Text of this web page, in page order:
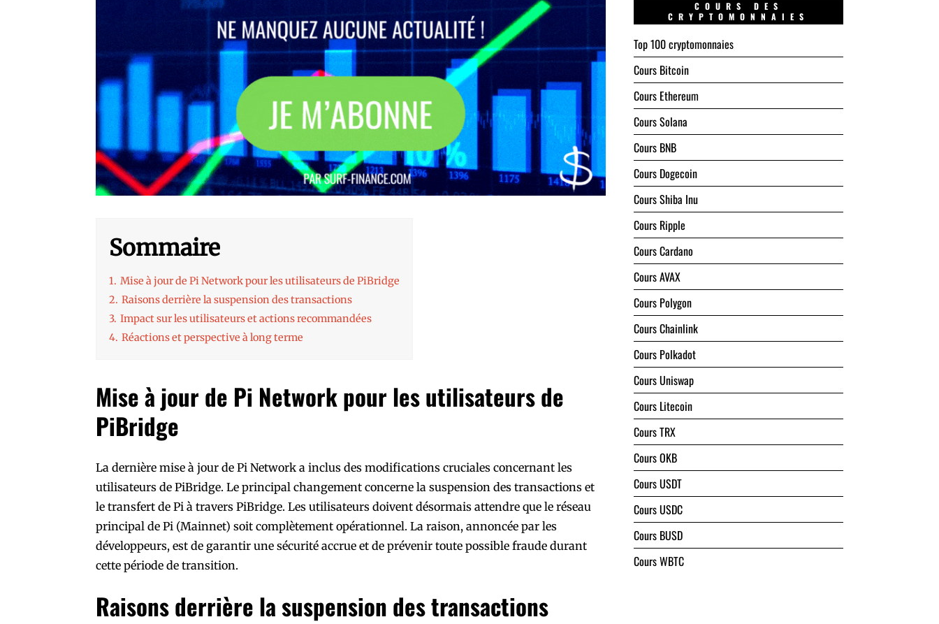
Sommaire
1. Mise à jour de Pi Network pour les utilisateurs de PiBridge
2. Raisons derrière la suspension des transactions
3. Impact sur les utilisateurs et actions recommandées
4. Réactions et perspective à long terme
Mise à jour de Pi Network pour les utilisateurs de
PiBridge
La dernière mise à jour de Pi Network a inclus des modifications cruciales concernant les
utilisateurs de PiBridge. Le principal changement concerne la suspension des transactions et
le transfert de Pi à travers PiBridge. Les utilisateurs doivent désormais attendre que le réseau
principal de Pi (Mainnet) soit complètement opérationnel. La raison, annoncée par les
développeurs, est de garantir une sécurité accrue et de prévenir toute possible fraude durant
cette période de transition.
Raisons derrière la suspension des transactions
COURS DES
CRYPTOMONNAIES
Top 100 cryptomonnaies
Cours Bitcoin
Cours Ethereum
Cours Solana
Cours BNB
Cours Dogecoin
Cours Shiba Inu
Cours Ripple
Cours Cardano
Cours AVAX
Cours Polygon
Cours Chainlink
Cours Polkadot
Cours Uniswap
Cours Litecoin
Cours TRX
Cours OKB
Cours USDT
Cours USDC
Cours BUSD
Cours WBTC